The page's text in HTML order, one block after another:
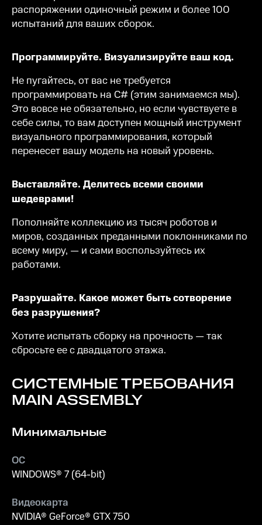
распоряжении одиночный режим и более 100
испытаний для ваших сборок.
Программируйте. Визуализируйте ваш код.
Не пугайтесь, от вас не требуется
программировать на C# (этим занимаемся мы).
Это вовсе не обязательно, но если чувствуете в
себе силы, то вам доступен мощный инструмент
визуального программирования, который
перенесет вашу модель на новый уровень.
Выставляйте. Делитесь всеми своими
шедеврами!
Пополняйте коллекцию из тысяч роботов и
миров, созданных преданными поклонниками по
всему миру, — и сами воспользуйтесь их
работами.
Разрушайте. Какое может быть сотворение
без разрушения?
Хотите испытать сборку на прочность — так
сбросьте ее с двадцатого этажа.
СИСТЕМНЫЕ ТРЕБОВАНИЯ
MAIN ASSEMBLY
Минимальные
ОС
WINDOWS® 7 (64-bit)
Видеокарта
NVIDIA® GeForce® GTX 750